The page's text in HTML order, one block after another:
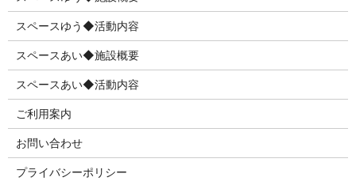
スペースゆう◆活動内容
スペースあい◆施設概要
スペースあい◆活動内容
ご利用案内
お問い合わせ
プライバシーポリシー